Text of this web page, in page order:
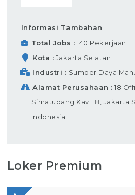
Informasi Tambahan
Total Jobs
140 Pekerjaan
Kota
Jakarta Selatan
Industri
Sumber Daya
Alamat Perusahaan
18
Simatupang Kav. 18, Jakarta
Indonesia
Loker Premium